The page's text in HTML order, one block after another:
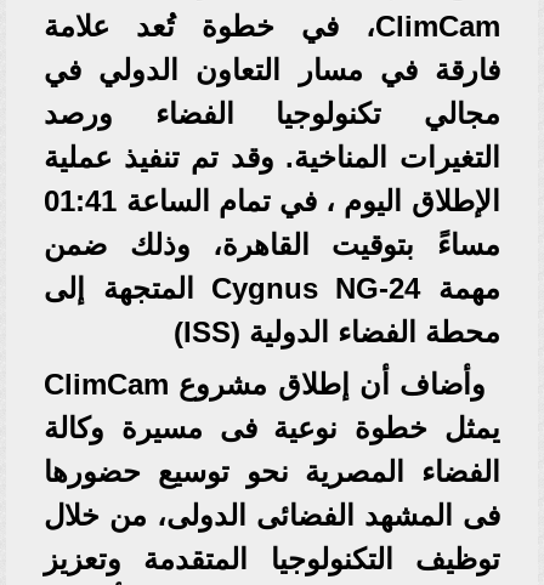
ClimCam، في خطوة تُعد علامة
فارقة في مسار التعاون الدولي في
مجالي تكنولوجيا الفضاء ورصد
التغيرات المناخية. وقد تم تنفيذ عملية
الإطلاق اليوم ، في تمام الساعة 01:41
مساءً بتوقيت القاهرة، وذلك ضمن
مهمة Cygnus NG-24 المتجهة إلى
محطة الفضاء الدولية (ISS)
وأضاف أن إطلاق مشروع ClimCam
يمثل خطوة نوعية فى مسيرة وكالة
الفضاء المصرية نحو توسيع حضورها
فى المشهد الفضائى الدولى، من خلال
توظيف التكنولوجيا المتقدمة وتعزيز